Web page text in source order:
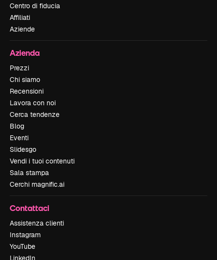
Centro di fiducia
Affiliati
Aziende
Azienda
Prezzi
Chi siamo
Recensioni
Lavora con noi
Cerca tendenze
Blog
Eventi
Slidesgo
Vendi i tuoi contenuti
Sala stampa
Cerchi magnific.ai
Contattaci
Assistenza clienti
Instagram
YouTube
LinkedIn